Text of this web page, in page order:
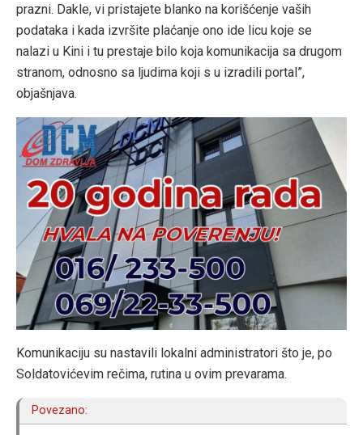
prazni. Dakle, vi pristajete blanko na korišćenje vaših
podataka i kada izvršite plaćanje ono ide licu koje se
nalazi u Kini i tu prestaje bilo koja komunikacija sa drugom
stranom, odnosno sa ljudima koji s u izradili portal”,
objašnjava.
Komunikaciju su nastavili lokalni administratori što je, po
Soldatovićevim rečima, rutina u ovim prevarama.
Povezano: